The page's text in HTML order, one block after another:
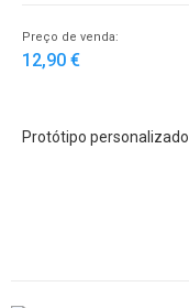
Preço de venda:
12,90 €
Protótipo